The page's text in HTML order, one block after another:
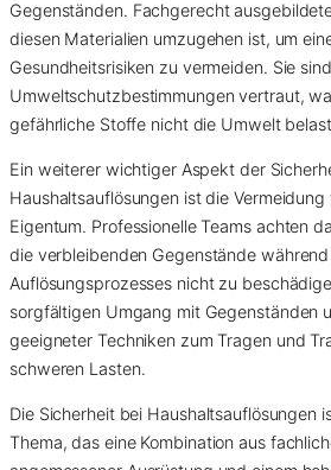
Gegenständen. Fachgerecht
diesen Materialien umzugehen ist, um
Gesundheitsrisiken zu vermeiden. Sie
Umweltschutzbestimmungen vertraut,
gefährliche Stoffe nicht die Umwelt
Ein weiterer wichtiger Aspekt der
Haushaltsauflösungen ist die
Eigentum. Professionelle Teams achten
die verbleibenden Gegenstände
Auflösungsprozesses nicht zu
sorgfältigen Umgang mit Gegenständen
geeigneter Techniken zum Tragen und
schweren Lasten.
Die Sicherheit bei Haushaltsauflösungen
Thema, das eine Kombination aus